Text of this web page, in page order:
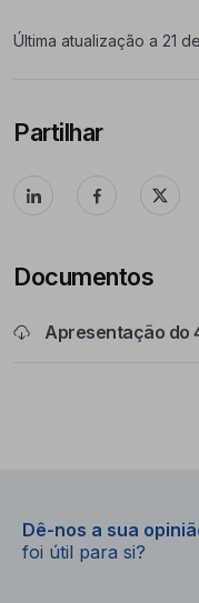
Última atualização a 21
Partilhar
Documentos
Apresentação do
Dê-nos a sua
foi útil para si?